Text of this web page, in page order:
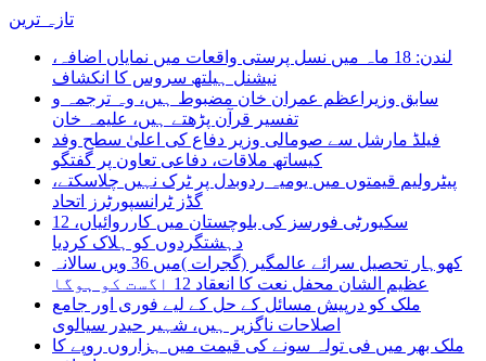
تازہ ترین
لندن: 18 ماہ میں نسل پرستی واقعات میں نمایاں اضافہ،
نیشنل ہیلتھ سروس کا انکشاف
سابق وزیراعظم عمران خان مضبوط ہیں، وہ ترجمہ و
تفسیر قرآن پڑھتے ہیں، علیمہ خان
فیلڈ مارشل سے صومالی وزیر دفاع کی اعلیٰ سطح وفد
کیساتھ ملاقات، دفاعی تعاون پر گفتگو
پیٹرولیم قیمتوں میں یومیہ ردوبدل پر ٹرک نہیں چلاسکتے،
گڈز ٹرانسپورٹرز اتحاد
سکیورٹی فورسز کی بلوچستان میں کارروائیاں، 12
دہشتگردوں کو ہلاک کردیا
کھوہار تحصیل سرائے عالمگیر (گجرات )میں 36 ویں سالانہ
عظیم الشان محفل نعت کا انعقاد 12 اگست کو ہوگا
ملک کو درپیش مسائل کے حل کے لیے فوری اور جامع
اصلاحات ناگزیر ہیں، شہیر حیدر سیالوی
ملک بھر میں فی تولہ سونے کی قیمت میں ہزاروں روپے کا